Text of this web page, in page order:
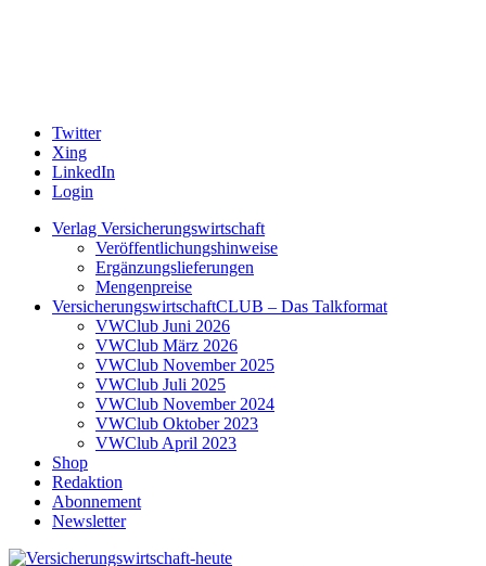
Twitter
Xing
LinkedIn
Login
Verlag Versicherungswirtschaft
Veröffentlichungshinweise
Ergänzungslieferungen
Mengenpreise
VersicherungswirtschaftCLUB – Das Talkformat
VWClub Juni 2026
VWClub März 2026
VWClub November 2025
VWClub Juli 2025
VWClub November 2024
VWClub Oktober 2023
VWClub April 2023
Shop
Redaktion
Abonnement
Newsletter